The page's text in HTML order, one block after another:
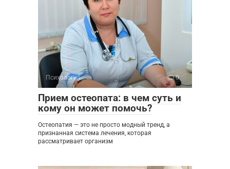
Психология 0
Прием остеопата: в чем суть и
кому он может помочь?
Остеопатия — это не просто модный тренд, а
признанная система лечения, которая
рассматривает организм